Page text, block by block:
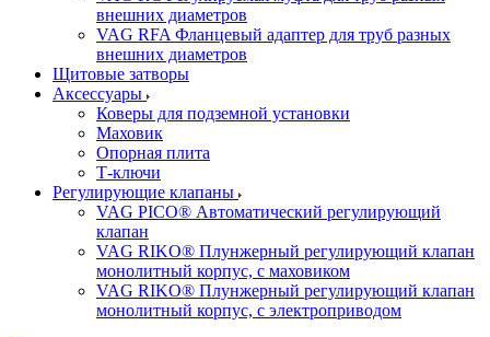
внешних диаметров
VAG RFA Фланцевый адаптер для труб разных
внешних диаметров
Щитовые затворы
Аксессуары
Коверы для подземной установки
Маховик
Опорная плита
Т-ключи
Регулирующие клапаны
VAG PICO® Автоматический регулирующий
клапан
VAG RIKO® Плунжерный регулирующий клапан
монолитный корпус, с маховиком
VAG RIKO® Плунжерный регулирующий клапан
монолитный корпус, с электроприводом